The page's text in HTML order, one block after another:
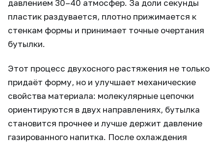
давлением 30–40 атмосфер. За доли секунды
пластик раздувается, плотно прижимается к
стенкам формы и принимает точные очертания
бутылки.
Этот процесс двухосного растяжения не только
придаёт форму, но и улучшает механические
свойства материала: молекулярные цепочки
ориентируются в двух направлениях, бутылка
становится прочнее и лучше держит давление
газированного напитка. После охлаждения